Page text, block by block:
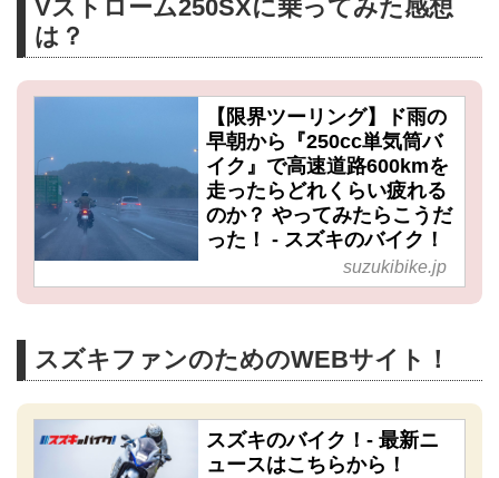
Vストローム250SXに乗ってみた感想
は？
【限界ツーリング】ド雨の
早朝から『250cc単気筒バ
イク』で高速道路600kmを
走ったらどれくらい疲れる
のか？ やってみたらこうだ
った！ - スズキのバイク！
suzukibike.jp
スズキファンのためのWEBサイト！
スズキのバイク！- 最新ニ
ュースはこちらから！